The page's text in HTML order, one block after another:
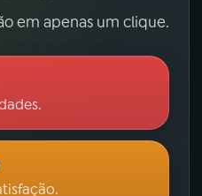
em apenas um clique.